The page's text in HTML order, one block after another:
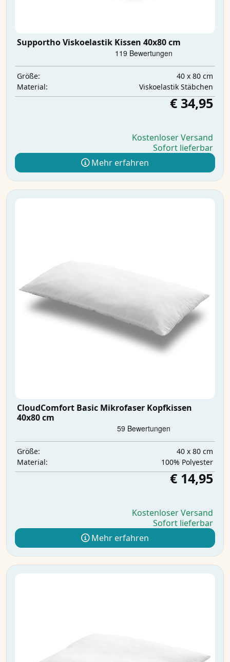
Supportho Viskoelastik Kissen 40x80 cm
Größe:
40 x 80 cm
Material:
Viskoelastik Stäbchen
€ 34,95
Kostenloser Versand
Sofort lieferbar
Mehr erfahren
CloudComfort Basic Mikrofaser Kopfkissen
40x80 cm
Größe:
40 x 80 cm
Material:
‎100% Polyester
€ 14,95
Kostenloser Versand
Sofort lieferbar
Mehr erfahren